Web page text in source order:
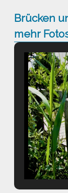
Brücken
mehr